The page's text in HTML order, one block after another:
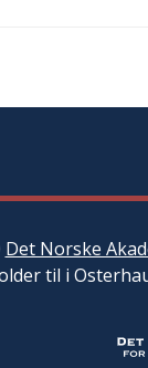
Det Norske
til i